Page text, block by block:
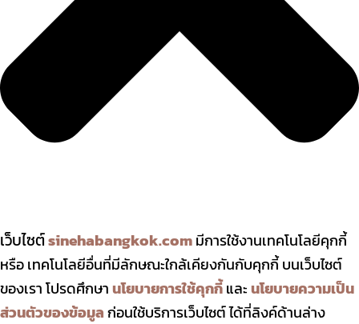
เว็บไซต์sinehabangkok.comมีการใช้งานเทคโนโลยีคุกกี้
หรือ เทคโนโลยีอื่นที่มีลักษณะใกล้เคียงกันกับคุกกี้ บนเว็บไซต์
ของเรา โปรดศึกษานโยบายการใช้คุกกี้และนโยบายความเป็น
ส่วนตัวของข้อมูลก่อนใช้บริการเว็บไซต์ ได้ที่ลิงค์ด้านล่าง